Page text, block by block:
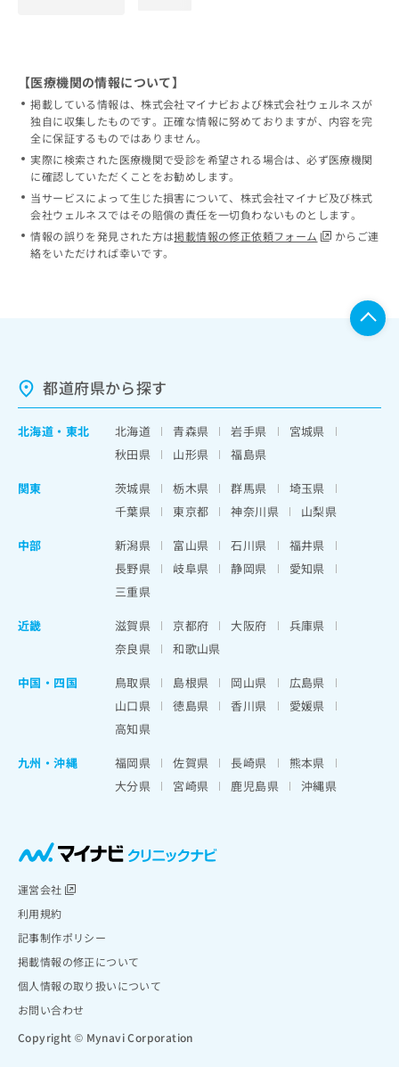
【医療機関の情報について】
掲載している情報は、株式会社マイナビおよび株式会社ウェルネスが
独自に収集したものです。正確な情報に努めておりますが、内容を完
全に保証するものではありません。
実際に検索された医療機関で受診を希望される場合は、必ず医療機関
に確認していただくことをお勧めします。
当サービスによって生じた損害について、株式会社マイナビ及び株式
会社ウェルネスではその賠償の責任を一切負わないものとします。
情報の誤りを発見された方は掲載情報の修正依頼フォーム
からご連
絡をいただければ幸いです。
都道府県から探す
北海道 ・ 東北 北海道 青森県 岩手県
宮城県
秋田県
山形県
福島県
関東
茨城県 栃木県 群馬県
埼玉県
千葉県
東京都 神奈川県
山梨県
中部
新潟県 富山県 石川県
福井県
長野県
岐阜県 静岡県
愛知県
三重県
近畿
滋賀県 京都府 大阪府
兵庫県
奈良県
和歌山県
中国・四国
鳥取県 島根県 岡山県
広島県
山口県
徳島県 香川県
愛媛県
高知県
九州・沖縄
福岡県 佐賀県 長崎県
熊本県
大分県
宮崎県 鹿児島県 沖縄県
運営会社
利用規約
記事制作ポリシー
掲載情報の修正について
個人情報の取り扱いについて
お問い合わせ
Copyright © Mynavi Corporation